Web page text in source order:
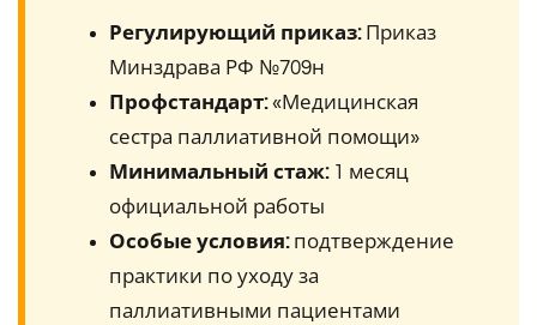
Регулирующий приказ:Приказ
Минздрава РФ №709н
Профстандарт:«Медицинская
сестра паллиативной помощи»
Минимальный стаж:1 месяц
официальной работы
Особые условия:подтверждение
практики по уходу за
паллиативными пациентами